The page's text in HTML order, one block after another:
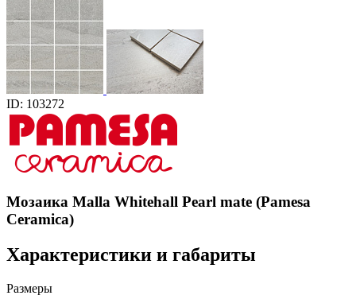
ID: 103272
Мозаика Malla Whitehall Pearl mate (Pamesa
Ceramica)
Характеристики и габариты
Размеры